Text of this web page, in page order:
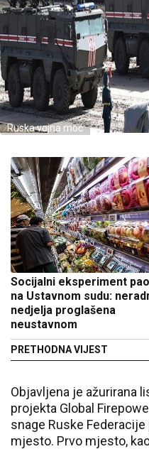
Ruska vojna moć
Socijalni eksperiment pao
na Ustavnom sudu:
nedjelja proglašena
neustavnom
PRETHODNA VIJEST
Objavljena je ažurirana
projekta Global
snage Ruske
mjesto. Prvo mjesto,